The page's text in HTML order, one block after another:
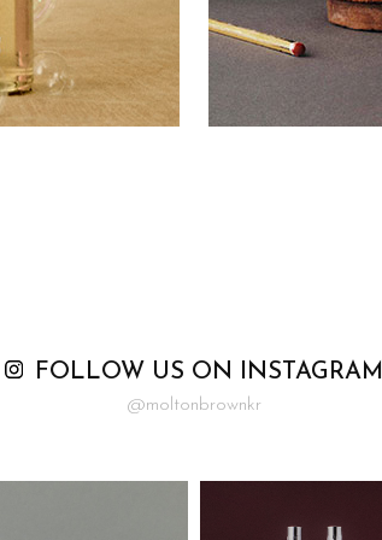
FOLLOW US ON INSTAGRAM
@moltonbrownkr